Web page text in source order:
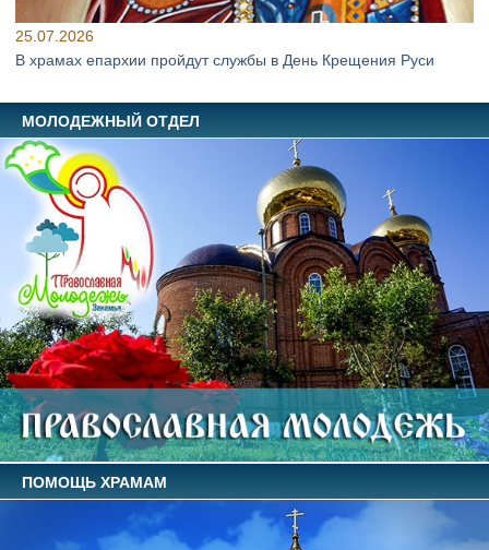
25.07.2026
В храмах епархии пройдут службы в День Крещения Руси
МОЛОДЕЖНЫЙ ОТДЕЛ
ПОМОЩЬ ХРАМАМ